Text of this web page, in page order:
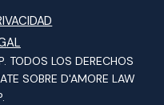
. TODOS LOS DERECHOS
SOBRE D'AMORE LAW